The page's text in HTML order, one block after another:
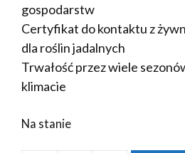
gospodarstw
Certyfikat do kontaktu z
dla roślin jadalnych
Trwałość przez wiele
klimacie
Na stanie